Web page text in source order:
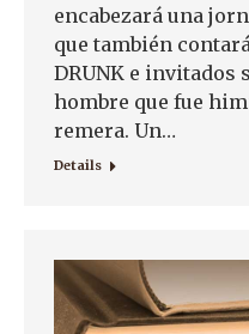
encabezará una
que también
DRUNK e invitados
hombre que fue
remera. Un…
Details